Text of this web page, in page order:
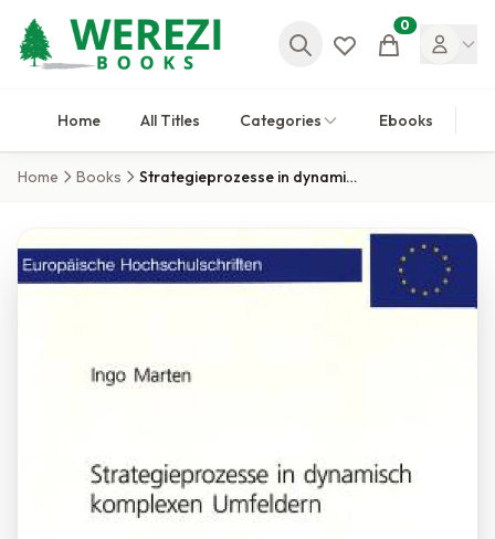
Cart
0
Home All Titles Categories Ebooks
Home Books Strategieprozesse in dynamisch komplexen Umfeldern